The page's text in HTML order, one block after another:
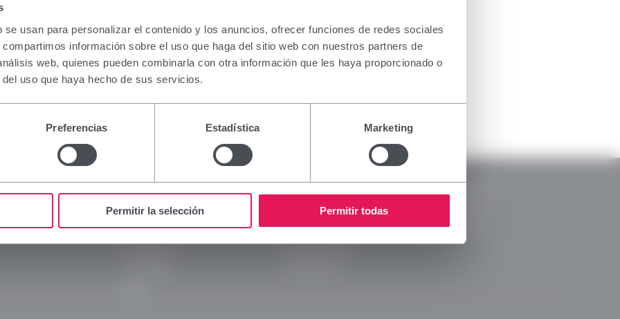
usan para personalizar el contenido y los anuncios, ofrecer funciones de redes sociales
información sobre el uso que haga del sitio web con nuestros partners de
web, quienes pueden combinarla con otra información que les haya proporcionado o
uso que haya hecho de sus servicios.
Preferencias Estadística Marketing
Permitir la selección Permitir todas
que figura en esta sección está dirigida exclusivamente
sanitarios facultados para prescribir o dispensar
por lo que requiere una formación especializada para
interpretación. En caso de no pertenecer a este colectivo, le
abstenga de continuar.
soy profesional sanitario con capacidad de prescripción o
en España.
Rechazar y volver atrás
Empresa
Marcas
Innovación
Compromiso
Aviso Legal
Política de Privacidad
Política de cookies
Política de RRSS
Memorias RSC
Canal Ético